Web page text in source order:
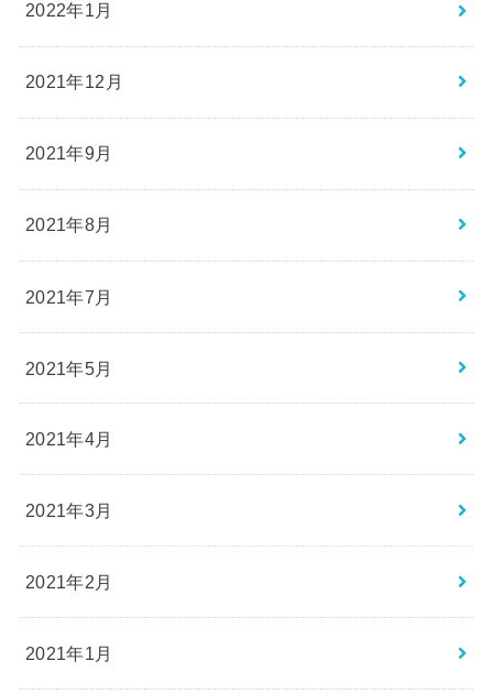
2022年1月
2021年12月
2021年9月
2021年8月
2021年7月
2021年5月
2021年4月
2021年3月
2021年2月
2021年1月